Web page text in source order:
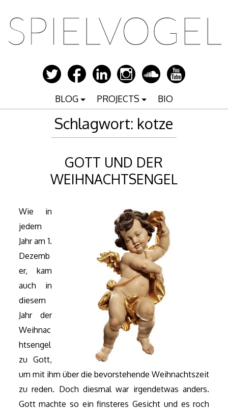
Inhalt
springen
BLOG PROJECTS BIO
Schlagwort: kotze
GOTT UND DER
WEIHNACHTSENGEL
Wie in
jedem
Jahr am 1.
Dezemb
er, kam
auch in
diesem
Jahr der
Weihnac
htsengel
zu Gott,
um mit ihm über die bevorstehende Weihnachtszeit
zu reden. Doch diesmal war irgendetwas anders.
Gott machte so ein finsteres Gesicht und es roch